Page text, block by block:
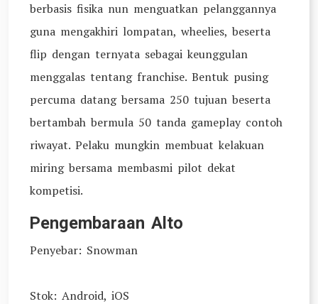
berbasis fisika nun menguatkan pelanggannya
guna mengakhiri lompatan, wheelies, beserta
flip dengan ternyata sebagai keunggulan
menggalas tentang franchise. Bentuk pusing
percuma datang bersama 250 tujuan beserta
bertambah bermula 50 tanda gameplay contoh
riwayat. Pelaku mungkin membuat kelakuan
miring bersama membasmi pilot dekat
kompetisi.
Pengembaraan Alto
Penyebar: Snowman
Stok: Android, iOS